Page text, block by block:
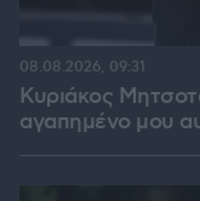
Κυριάκος
αγαπημένο μου
08.08.2026, 09:31